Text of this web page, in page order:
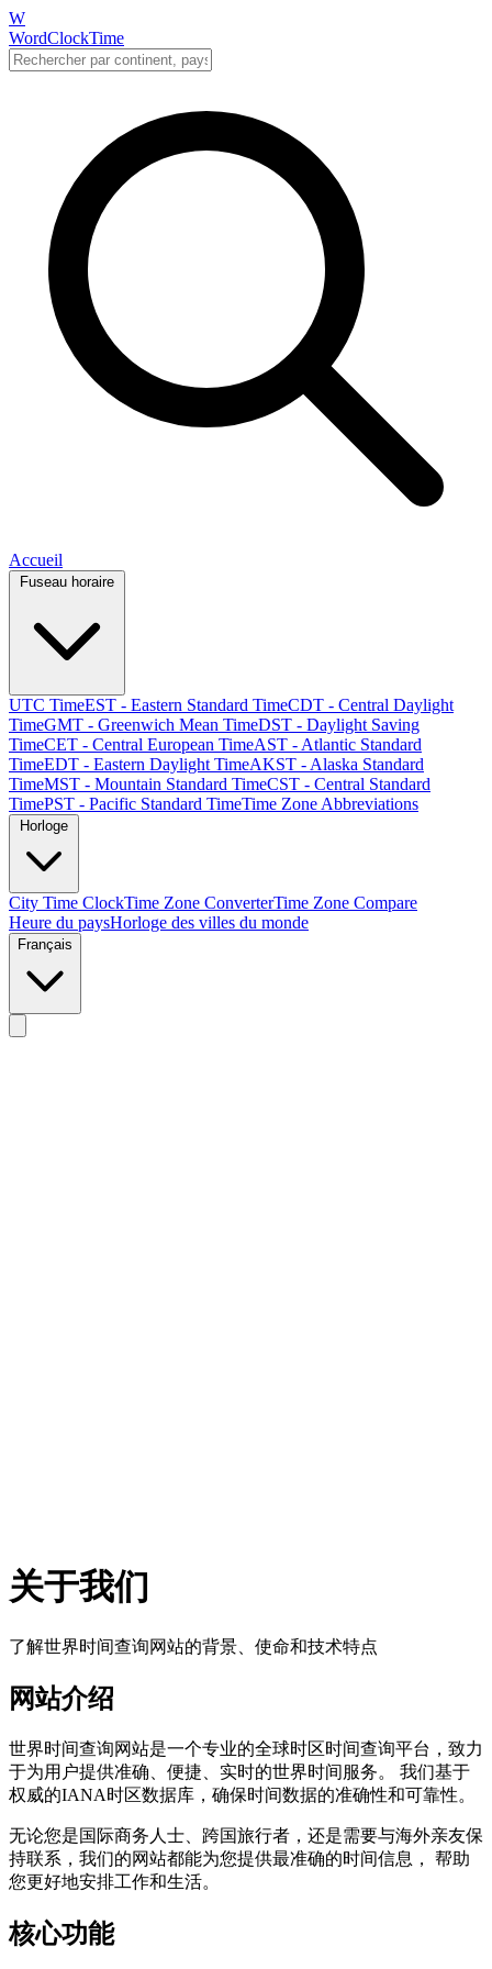
W
WordClockTime
Accueil
UTC TimeEST - Eastern Standard TimeCDT - Central Daylight
TimeGMT - Greenwich Mean TimeDST - Daylight Saving
TimeCET - Central European TimeAST - Atlantic Standard
TimeEDT - Eastern Daylight TimeAKST - Alaska Standard
TimeMST - Mountain Standard TimeCST - Central Standard
TimePST - Pacific Standard TimeTime Zone Abbreviations
City Time ClockTime Zone ConverterTime Zone Compare
Heure du paysHorloge des villes du monde
Français
关于我们
了解世界时间查询网站的背景、使命和技术特点
网站介绍
世界时间查询网站是一个专业的全球时区时间查询平台，致力
于为用户提供准确、便捷、实时的世界时间服务。 我们基于
权威的IANA时区数据库，确保时间数据的准确性和可靠性。
无论您是国际商务人士、跨国旅行者，还是需要与海外亲友保
持联系，我们的网站都能为您提供最准确的时间信息， 帮助
您更好地安排工作和生活。
核心功能